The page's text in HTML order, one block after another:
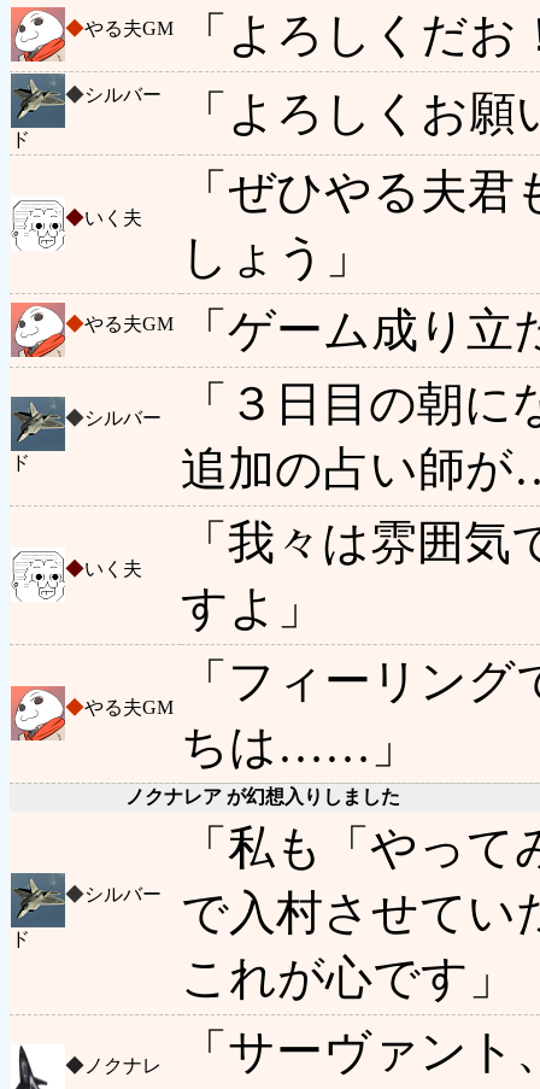
◆やる夫GM 「よろしくだお
◆シルバー
ド
「よろしくお
◆いく夫
「ぜひやる夫
しょう」
◆やる夫GM 「ゲーム成り
◆シルバー
ド
「３日目の朝
追加の占い師
◆いく夫
「我々は雰囲
すよ」
◆やる夫GM
「フィーリン
ちは……」
ノクナレア が幻想入りしました
◆シルバー
ド
「私も「やっ
で入村させてい
これが心です」
◆ ノクナレ
「サーヴァン